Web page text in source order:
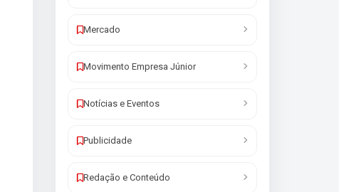
Mercado
Movimento Empresa Júnior
Notícias e Eventos
Publicidade
Redação e Conteúdo